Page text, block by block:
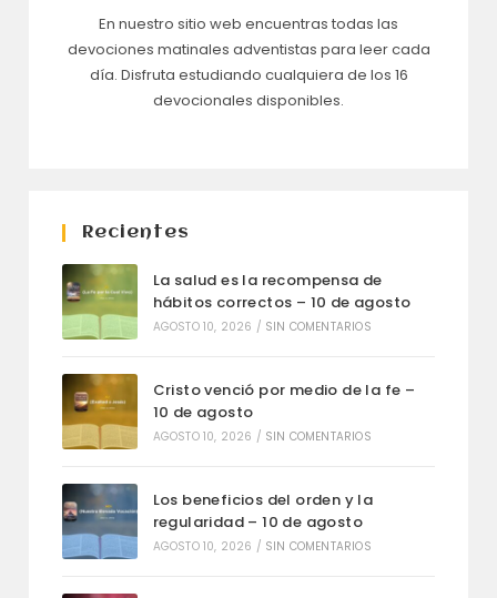
En nuestro sitio web encuentras todas las
devociones matinales adventistas para leer cada
día. Disfruta estudiando cualquiera de los 16
devocionales disponibles.
Recientes
La salud es la recompensa de
hábitos correctos – 10 de agosto
AGOSTO 10, 2026 / SIN COMENTARIOS
Cristo venció por medio de la fe –
10 de agosto
AGOSTO 10, 2026 / SIN COMENTARIOS
Los beneficios del orden y la
regularidad – 10 de agosto
AGOSTO 10, 2026 / SIN COMENTARIOS